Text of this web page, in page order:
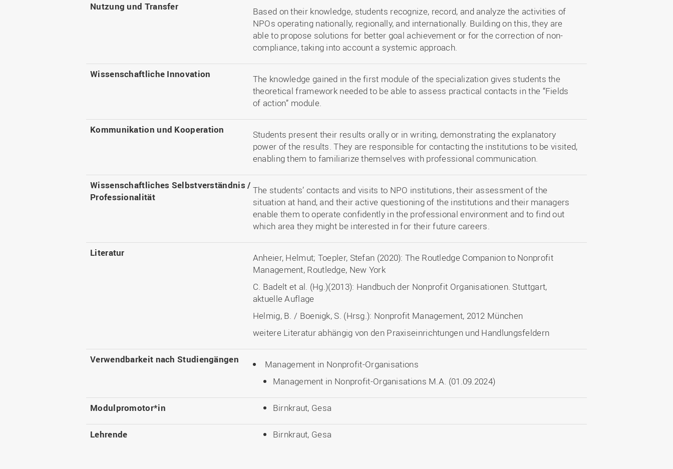
Nutzung und Transfer
Based on their knowledge, students recognize, record, and analyze the activities of
NPOs operating nationally, regionally, and internationally. Building on this, they are
able to propose solutions for better goal achievement or for the correction of non-
compliance, taking into account a systemic approach.
Wissenschaftliche Innovation
The knowledge gained in the first module of the specialization gives students the
theoretical framework needed to be able to assess practical contacts in the “Fields
of action” module.
Kommunikation und Kooperation
Students present their results orally or in writing, demonstrating the explanatory
power of the results. They are responsible for contacting the institutions to be visited,
enabling them to familiarize themselves with professional communication.
Wissenschaftliches Selbstverständnis /
Professionalität
The students’ contacts and visits to NPO institutions, their assessment of the
situation at hand, and their active questioning of the institutions and their managers
enable them to operate confidently in the professional environment and to find out
which area they might be interested in for their future careers.
Literatur
Anheier, Helmut; Toepler, Stefan (2020): The Routledge Companion to Nonprofit
Management, Routledge, New York
C. Badelt et al. (Hg.)(2013): Handbuch der Nonprofit Organisationen. Stuttgart,
aktuelle Auflage
Helmig, B. / Boenigk, S. (Hrsg.): Nonprofit Management, 2012 München
weitere Literatur abhängig von den Praxiseinrichtungen und Handlungsfeldern
Verwendbarkeit nach Studiengängen
Management in Nonprofit-Organisations
Management in Nonprofit-Organisations M.A. (01.09.2024)
Modulpromotor*in Birnkraut, Gesa
Lehrende Birnkraut, Gesa